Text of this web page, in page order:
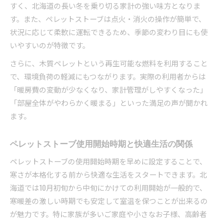
すく、北海道の長い冬を乗り切る家計の強い味方となりま
す。また、ペレットストーブは点火・消火の操作が簡単で、
状況に応じて柔軟に運転できるため、季節の変わり目にも使
いやすいのが特徴です。
さらに、木質ペレットという再生可能な燃料を利用すること
で、環境負荷の軽減にもつながります。実際の利用者からは
「暖房費の変動が少なくなり、家計管理がしやすくなった」
「部屋全体がやわらかく暖まる」といった満足の声が聞かれ
ます。
ペレットストーブ使用開始時期と快適生活の関係
ペレットストーブの使用開始時期を早めに設定することで、
寒さが本格化する前から快適な生活をスタートできます。北
海道では10月初旬から中旬にかけての利用開始が一般的で、
寒暖差の激しい時期でも安定して室温を保つことが出来るの
が魅力です。特に家族が多いご家庭や小さなお子様、高齢者